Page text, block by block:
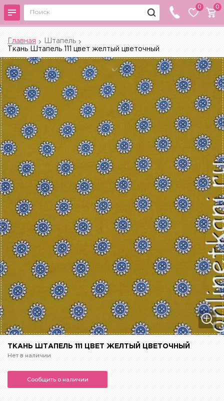
0 0
Главная
Штапель
Ткань Штапель 111 цвет желтый цветочный
ТКАНЬ ШТАПЕЛЬ 111 ЦВЕТ ЖЕЛТЫЙ ЦВЕТОЧНЫЙ
Нет в наличии
Сообщить о наличии